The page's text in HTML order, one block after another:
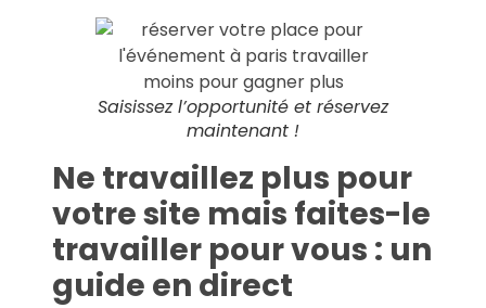
Saisissez l’opportunité et réservez
maintenant !
Ne travaillez plus pour
votre site mais faites-le
travailler pour vous : un
guide en direct